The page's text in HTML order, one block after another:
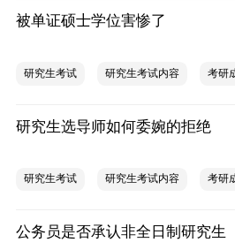
被单证硕士学位害惨了
研究生考试 研究生考试内容 考研
研究生选导师如何委婉的拒绝
研究生考试 研究生考试内容 考研
公务员是否承认非全日制研究生